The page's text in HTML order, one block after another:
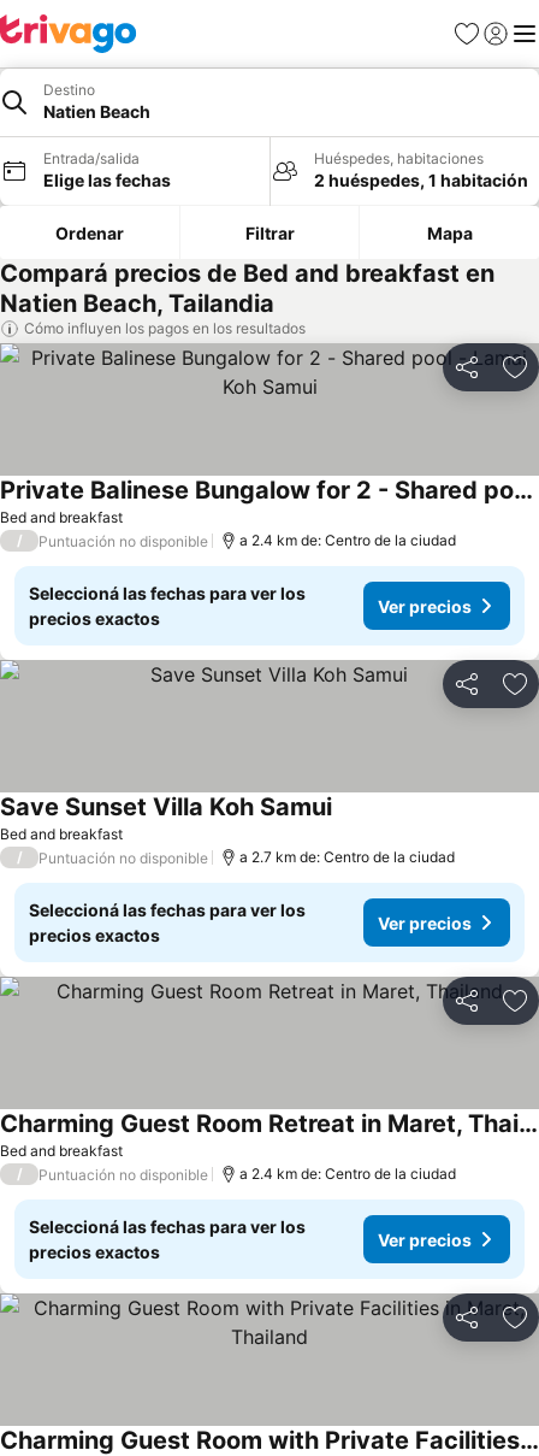
Favoritos
Iniciar
Destino
Natien Beach
Entrada/salida
Elige las fechas
Huéspedes, habitaciones
2 huéspedes, 1 habitación
Ordenar Filtrar Mapa
Compará precios de Bed and breakfast en
Natien Beach, Tailandia
Cómo influyen los pagos en los resultados
Compartir
Bed and breakfast
Private Balinese Bungalow for 2 - Shared pool - Lamai Koh Samui
/ Puntuación no disponible a 2.4 km de: Centro de la ciudad
Seleccioná las fechas para ver los
precios exactos
Ver precios
Compartir
Bed and breakfast
Save Sunset Villa Koh Samui
/ Puntuación no disponible a 2.7 km de: Centro de la ciudad
Seleccioná las fechas para ver los
precios exactos
Ver precios
Compartir
Bed and breakfast
Charming Guest Room Retreat in Maret, Thailand
/ Puntuación no disponible a 2.4 km de: Centro de la ciudad
Seleccioná las fechas para ver los
precios exactos
Ver precios
Compartir
Charming Guest Room with Private Facilities in Maret, Thailand